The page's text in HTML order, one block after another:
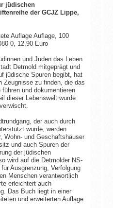
jüdischen
der GCJZ Lippe,
Auflage Auflage, 100
0, 12,90 Euro
und Juden das Leben
Detmold mitgeprägt und
jüdische Spuren begibt, hat
Zeugnisse zu finden, die das
und dokumentieren
dieser Lebenswelt wurde
der auch durch
wurde, werden
Wohn- und Geschäftshäuser
und auch Spuren der
der jüdischen
wird auf die Detmolder NS-
Ausgrenzung, Verfolgung
Menschen verantwortlich
erleichtert auch
Das Buch liegt in einer
und erweiterten Auflage